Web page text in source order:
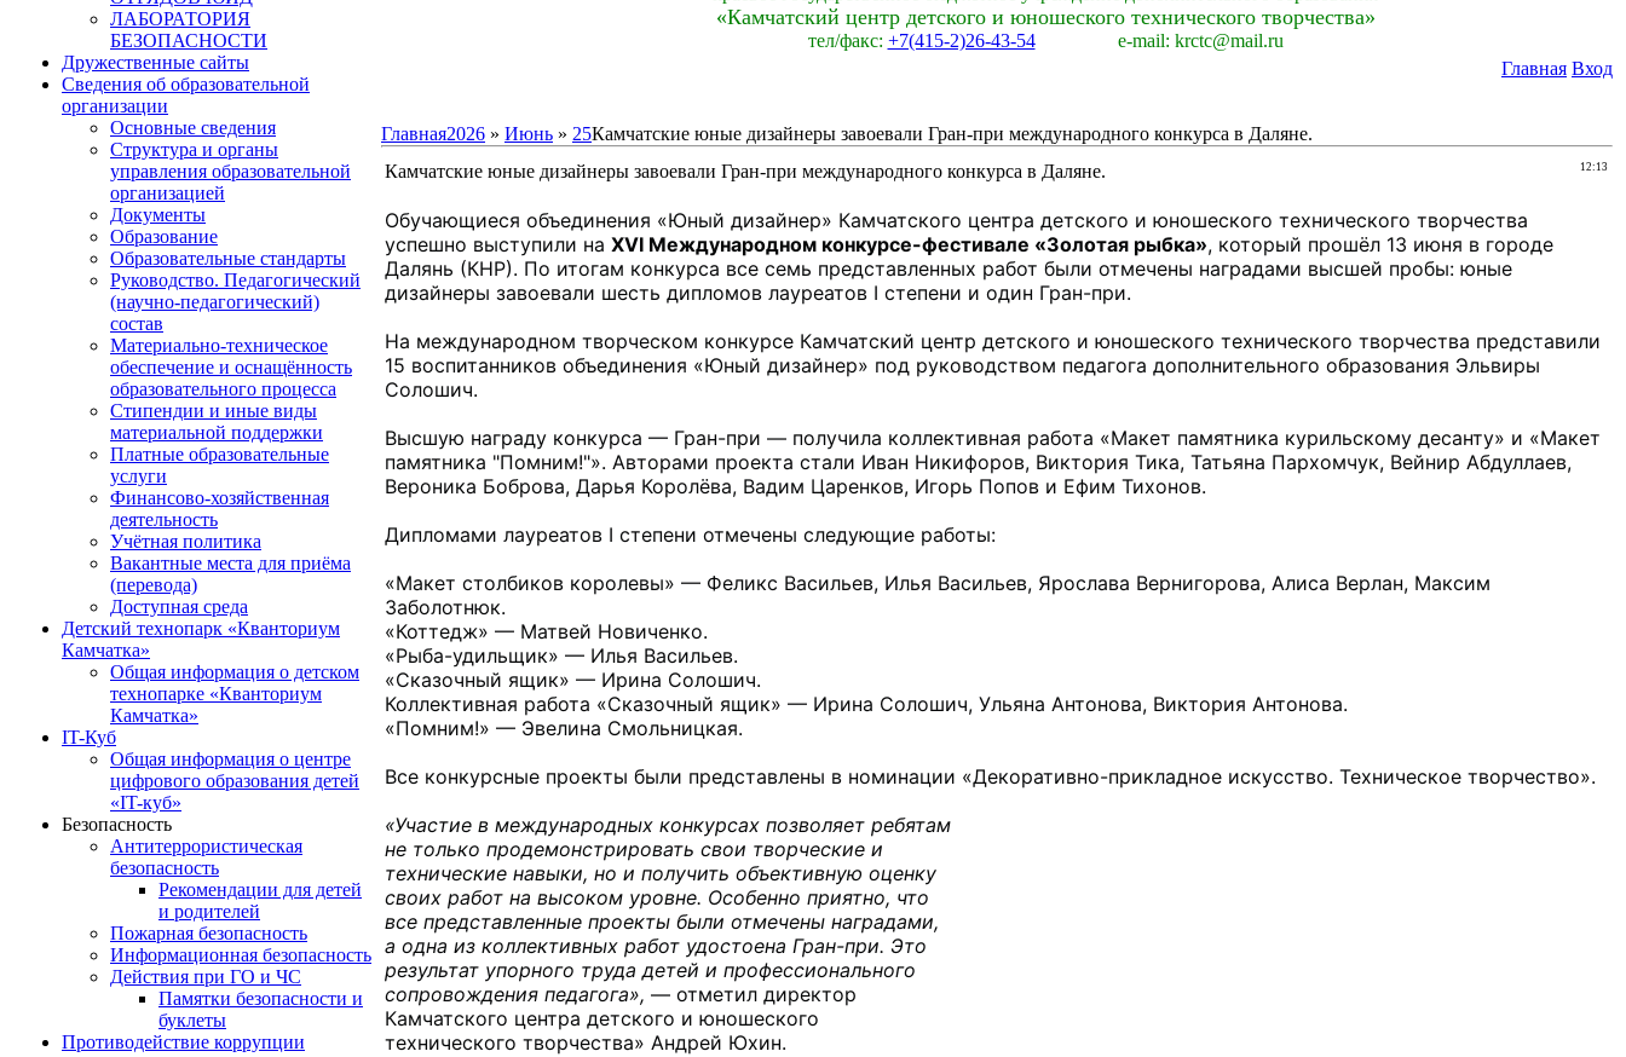
ЛАБОРАТОРИЯ
БЕЗОПАСНОСТИ
Дружественные сайты
Сведения об образовательной
организации
Основные сведения
Структура и органы
управления образовательной
организацией
Документы
Образование
Образовательные стандарты
Руководство. Педагогический
(научно-педагогический)
состав
Материально-техническое
обеспечение и оснащённость
образовательного процесса
Стипендии и иные виды
материальной поддержки
Платные образовательные
услуги
Финансово-хозяйственная
деятельность
Учётная политика
Вакантные места для приёма
(перевода)
Доступная среда
Детский технопарк «Кванториум
Камчатка»
Общая информация о детском
технопарке «Кванториум
Камчатка»
IT-Куб
Общая информация о центре
цифрового образования детей
«IT-куб»
Безопасность
Антитеррористическая
безопасность
Рекомендации для детей
и родителей
Пожарная безопасность
Информационная безопасность
Действия при ГО и ЧС
Памятки безопасности и
буклеты
Противодействие коррупции
«Камчатский центр детского и юношеского технического творчества»
тел/факс: +7(415-2)26-43-54
e-mail: krctc@mail.ru
Главная Вход
Главная2026 » Июнь » 25Камчатские юные дизайнеры завоевали Гран-при международного конкурса в Даляне.
12:13
Камчатские юные дизайнеры завоевали Гран-при международного конкурса в Даляне.
Обучающиеся объединения «Юный дизайнер» Камчатского центра детского и юношеского технического творчества
успешно выступили на XVI Международном конкурсе-фестивале «Золотая рыбка», который прошёл 13 июня в городе
Далянь (КНР). По итогам конкурса все семь представленных работ были отмечены наградами высшей пробы: юные
дизайнеры завоевали шесть дипломов лауреатов I степени и один Гран-при.
На международном творческом конкурсе Камчатский центр детского и юношеского технического творчества представили
15 воспитанников объединения «Юный дизайнер» под руководством педагога дополнительного образования Эльвиры
Солошич.
Высшую награду конкурса — Гран-при — получила коллективная работа «Макет памятника курильскому десанту» и «Макет
памятника "Помним!"». Авторами проекта стали Иван Никифоров, Виктория Тика, Татьяна Пархомчук, Вейнир Абдуллаев,
Вероника Боброва, Дарья Королёва, Вадим Царенков, Игорь Попов и Ефим Тихонов.
Дипломами лауреатов I степени отмечены следующие работы:
«Макет столбиков королевы» — Феликс Васильев, Илья Васильев, Ярослава Вернигорова, Алиса Верлан, Максим
Заболотнюк.
«Коттедж» — Матвей Новиченко.
«Рыба-удильщик» — Илья Васильев.
«Сказочный ящик» — Ирина Солошич.
Коллективная работа «Сказочный ящик» — Ирина Солошич, Ульяна Антонова, Виктория Антонова.
«Помним!» — Эвелина Смольницкая.
Все конкурсные проекты были представлены в номинации «Декоративно-прикладное искусство. Техническое творчество».
«Участие в международных конкурсах позволяет ребятам
не только продемонстрировать свои творческие и
технические навыки, но и получить объективную оценку
своих работ на высоком уровне. Особенно приятно, что
все представленные проекты были отмечены наградами,
а одна из коллективных работ удостоена Гран-при. Это
результат упорного труда детей и профессионального
сопровождения педагога», — отметил директор
Камчатского центра детского и юношеского
технического творчества» Андрей Юхин.